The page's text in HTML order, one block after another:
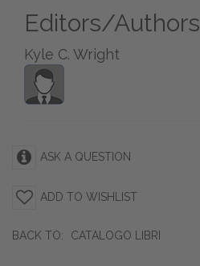
Editors/Authors
Kyle C. Wright
ASK A QUESTION
ADD TO WISHLIST
BACK TO: CATALOGO LIBRI